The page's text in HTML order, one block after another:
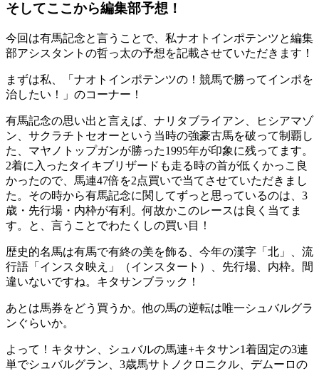
そしてここから編集部予想！
今回は有馬記念と言うことで、私ナオトインポテンツと編集
部アシスタントの哲っ太の予想を記載させていただきます！
まずは私、
「ナオトインポテンツの！競馬で勝ってインポを
治したい！」 のコーナー！
有馬記念の思い出と言えば、ナリタブライアン、ヒシアマゾ
ン、サクラチトセオーという当時の強豪古馬を破って制覇し
た、マヤノトップガンが勝った1995年が印象に残ってます。
2着に入ったタイキブリザードも走る時の首が低くかっこ良
かったので、馬連47倍を2点買いで当てさせていただきまし
た。その時から有馬記念に関してずっと思っているのは、3
歳・先行場・内枠が有利。何故かこのレースは良く当てま
す。と、言うことでわたくしの買い目！
歴史的名馬は有馬で有終の美を飾る、今年の漢字 「北」
、流
行語 「インスタ映え」
（インスタート）、先行場、内枠。間
違いないですね。 キタサンブラック！
あとは馬券をどう買うか。他の馬の逆転は唯一シュバルグラ
ンぐらいか。
よって！ キタサン、シュバルの馬連+キタサン1着固定の3連
単でシュバルグラン、3歳馬サトノクロニクル、デムーロの